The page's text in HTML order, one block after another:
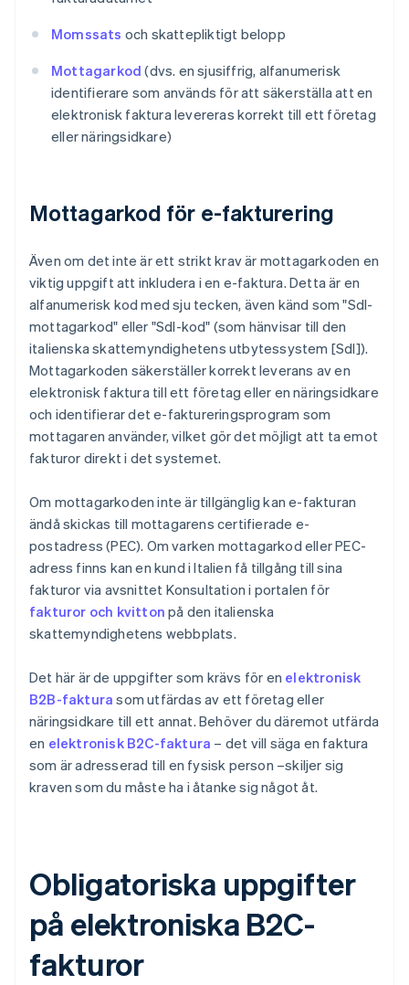
Momssats och skattepliktigt belopp
Mottagarkod (dvs. en sjusiffrig, alfanumerisk
identifierare som används för att säkerställa att en
elektronisk faktura levereras korrekt till ett företag
eller näringsidkare)
Mottagarkod för e-fakturering
Även om det inte är ett strikt krav är mottagarkoden en
viktig uppgift att inkludera i en e-faktura. Detta är en
alfanumerisk kod med sju tecken, även känd som "SdI-
mottagarkod" eller "SdI-kod" (som hänvisar till den
italienska skattemyndighetens utbytessystem [SdI]).
Mottagarkoden säkerställer korrekt leverans av en
elektronisk faktura till ett företag eller en näringsidkare
och identifierar det e-faktureringsprogram som
mottagaren använder, vilket gör det möjligt att ta emot
fakturor direkt i det systemet.
Om mottagarkoden inte är tillgänglig kan e-fakturan
ändå skickas till mottagarens certifierade e-
postadress (PEC). Om varken mottagarkod eller PEC-
adress finns kan en kund i Italien få tillgång till sina
fakturor via avsnittet Konsultation i portalen för
fakturor och kvitton på den italienska
skattemyndighetens webbplats.
Det här är de uppgifter som krävs för en elektronisk
B2B-faktura som utfärdas av ett företag eller
näringsidkare till ett annat. Behöver du däremot utfärda
en elektronisk B2C-faktura – det vill säga en faktura
som är adresserad till en fysisk person –skiljer sig
kraven som du måste ha i åtanke sig något åt.
Obligatoriska uppgifter
på elektroniska B2C-
fakturor